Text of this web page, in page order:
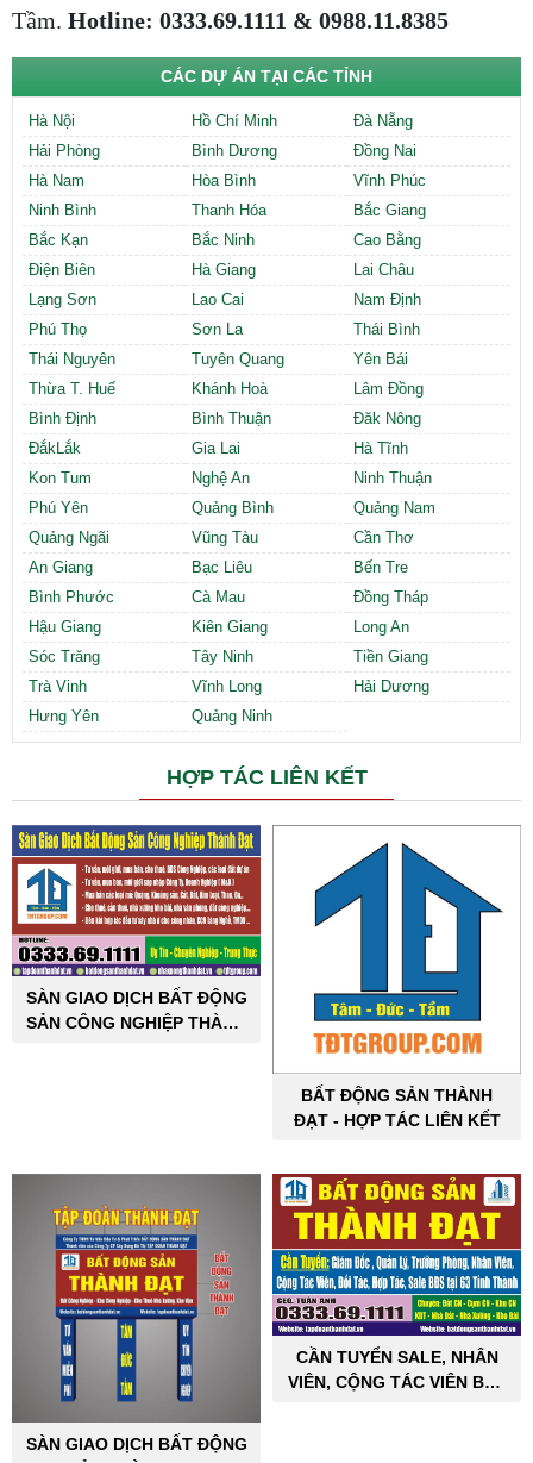
Tầm. Hotline: 0333.69.1111 & 0988.11.8385
CÁC DỰ ÁN TẠI CÁC TỈNH
Hà Nội Hồ Chí Minh
Đà Nẵng
Hải Phòng
Bình Dương
Đồng Nai
Hà Nam
Hòa Bình
Vĩnh Phúc
Ninh Bình
Thanh Hóa
Bắc Giang
Bắc Kạn
Bắc Ninh
Cao Bằng
Điện Biên
Hà Giang
Lai Châu
Lạng Sơn
Lao Cai
Nam Định
Phú Thọ
Sơn La
Thái Bình
Thái Nguyên
Tuyên Quang
Yên Bái
Thừa T. Huế
Khánh Hoà
Lâm Đồng
Bình Định
Bình Thuận
Đăk Nông
ĐắkLắk
Gia Lai
Hà Tĩnh
Kon Tum
Nghệ An
Ninh Thuận
Phú Yên
Quảng Bình
Quảng Nam
Quảng Ngãi
Vũng Tàu
Cần Thơ
An Giang
Bạc Liêu
Bến Tre
Bình Phước
Cà Mau
Đồng Tháp
Hậu Giang
Kiên Giang
Long An
Sóc Trăng
Tây Ninh
Tiền Giang
Trà Vinh
Vĩnh Long
Hải Dương
Hưng Yên
Quảng Ninh
HỢP TÁC LIÊN KẾT
SÀN GIAO DỊCH BẤT ĐỘNG
SẢN CÔNG NGHIỆP THÀNH
BẤT ĐỘNG SẢN THÀNH
ĐẠT - HỢP TÁC LIÊN KẾT
SÀN GIAO DỊCH BẤT ĐỘNG
CẦN TUYỂN SALE, NHÂN
VIÊN, CỘNG TÁC VIÊN BẤT